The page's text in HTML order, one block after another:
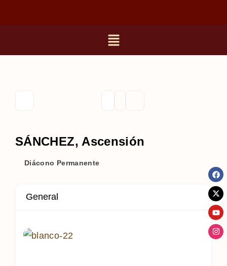
SÁNCHEZ, Ascensión
Diácono Permanente
General